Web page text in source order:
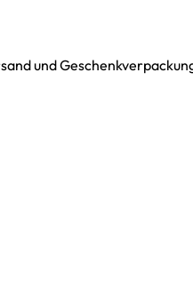
und